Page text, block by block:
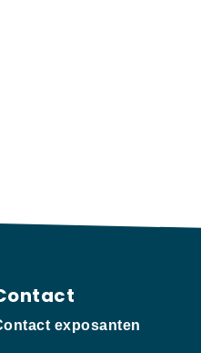
exposanten